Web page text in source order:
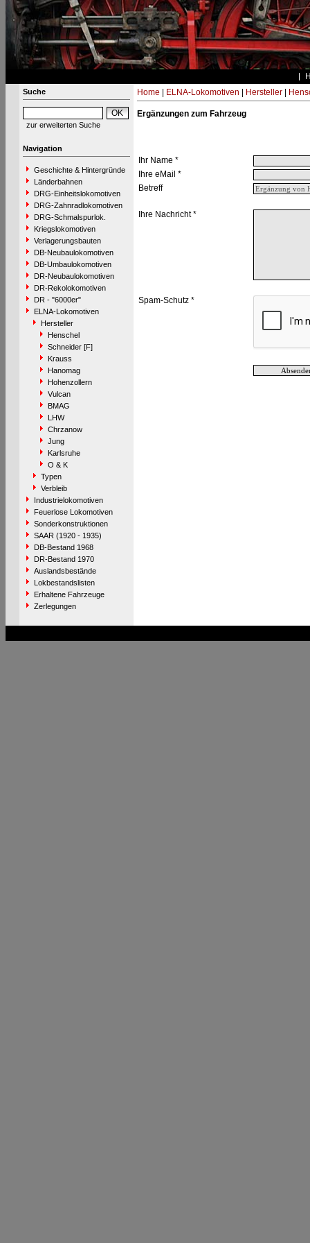
Suche
zur erweiterten Suche
Navigation
Geschichte & Hintergründe
Länderbahnen
DRG-Einheitslokomotiven
DRG-Zahnradlokomotiven
DRG-Schmalspurlok.
Kriegslokomotiven
Verlagerungsbauten
DB-Neubaulokomotiven
DB-Umbaulokomotiven
DR-Neubaulokomotiven
DR-Rekolokomotiven
DR - "6000er"
ELNA-Lokomotiven
Hersteller
Henschel
Schneider [F]
Krauss
Hanomag
Hohenzollern
Vulcan
BMAG
LHW
Chrzanow
Jung
Karlsruhe
O & K
Typen
Verbleib
Industrielokomotiven
Feuerlose Lokomotiven
Sonderkonstruktionen
SAAR (1920 - 1935)
DB-Bestand 1968
DR-Bestand 1970
Auslandsbestände
Lokbestandslisten
Erhaltene Fahrzeuge
Zerlegungen
Home ELNA-Lokomotiven Hersteller|
Ergänzungen zum Fahrzeug
Ihr Name *
Ihre eMail *
Betreff
Ihre Nachricht *
Spam-Schutz *